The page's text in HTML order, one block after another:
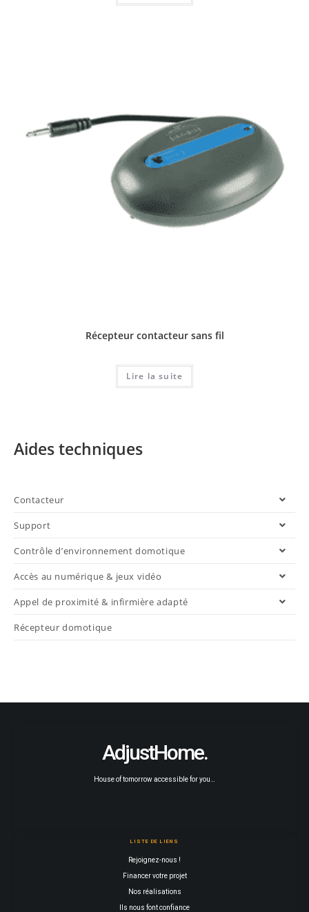
Récepteur contacteur sans fil
Lire la suite
Aides techniques
Contacteur
Support
Contrôle d’environnement domotique
Accès au numérique & jeux vidéo
Appel de proximité & infirmière adapté
Récepteur domotique
LISTE DE LIENS
Rejoignez-nous !
Financer votre projet
Nos réalisations
Ils nous font confiance
AdjustHome.
House of tomorrow accessible for you…